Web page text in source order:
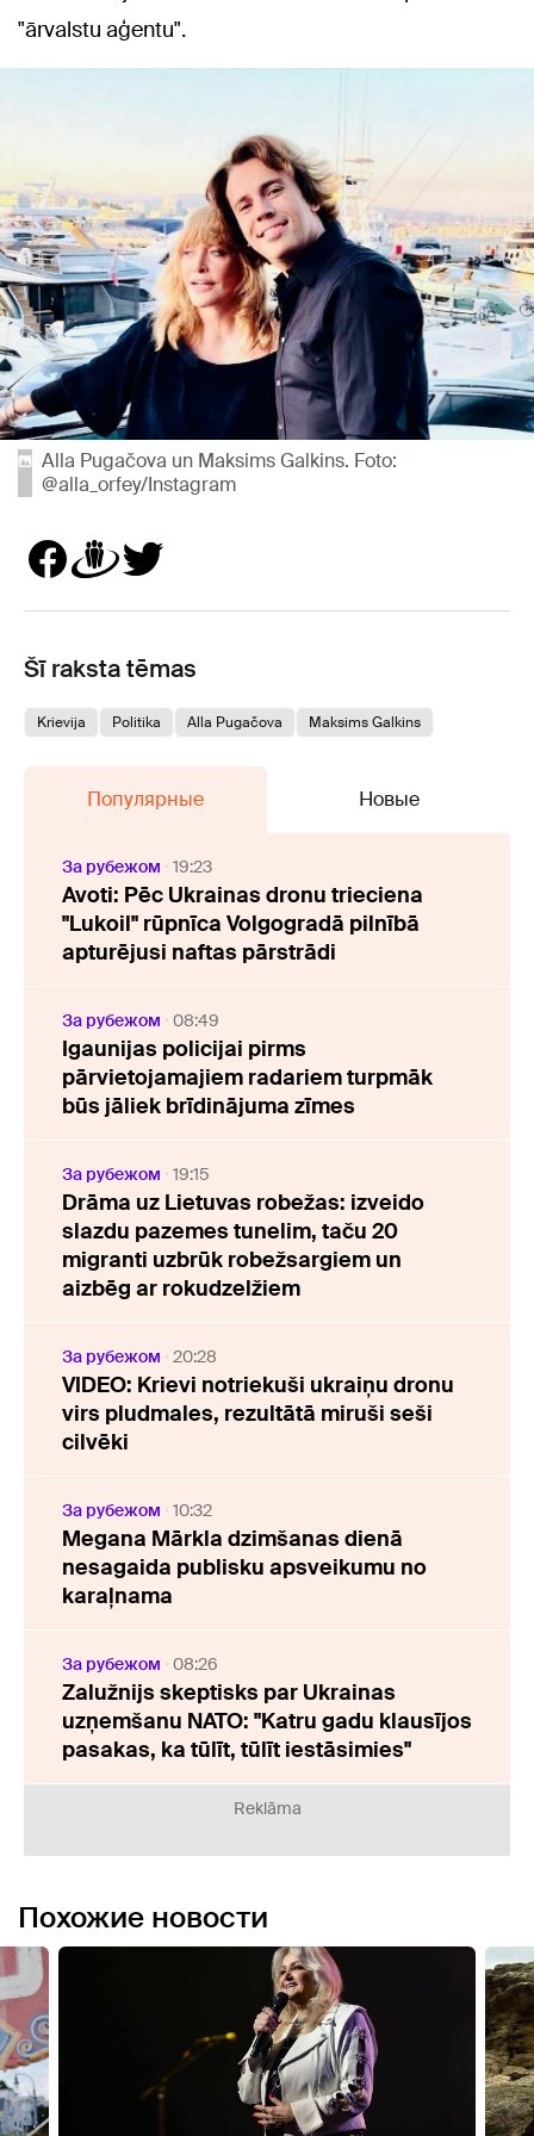
"ārvalstu aģentu".
Alla Pugačova un Maksims Galkins. Foto:
@alla_orfey/Instagram
Šī raksta tēmas
Krievija Politika Alla Pugačova Maksims Galkins
Популярные Новые
За рубежом 19:23
Avoti: Pēc Ukrainas dronu trieciena
"Lukoil" rūpnīca Volgogradā pilnībā
apturējusi naftas pārstrādi
За рубежом 08:49
Igaunijas policijai pirms
pārvietojamajiem radariem turpmāk
būs jāliek brīdinājuma zīmes
За рубежом 19:15
Drāma uz Lietuvas robežas: izveido
slazdu pazemes tunelim, taču 20
migranti uzbrūk robežsargiem un
aizbēg ar rokudzelžiem
За рубежом 20:28
VIDEO: Krievi notriekuši ukraiņu dronu
virs pludmales, rezultātā miruši seši
cilvēki
За рубежом 10:32
Megana Mārkla dzimšanas dienā
nesagaida publisku apsveikumu no
karaļnama
За рубежом 08:26
Zalužnijs skeptisks par Ukrainas
uzņemšanu NATO: "Katru gadu klausījos
pasakas, ka tūlīt, tūlīt iestāsimies"
Reklāma
Похожие новости